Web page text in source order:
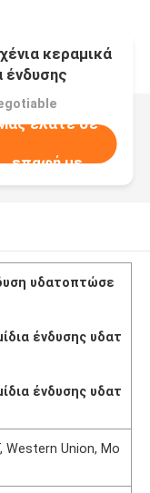
κεραμικά
ένδυσης
ελάτε σε
επαφή με
υδατοπτώσε
ένδυσης υδατ
ένδυσης υδατ
Western Union, Mo